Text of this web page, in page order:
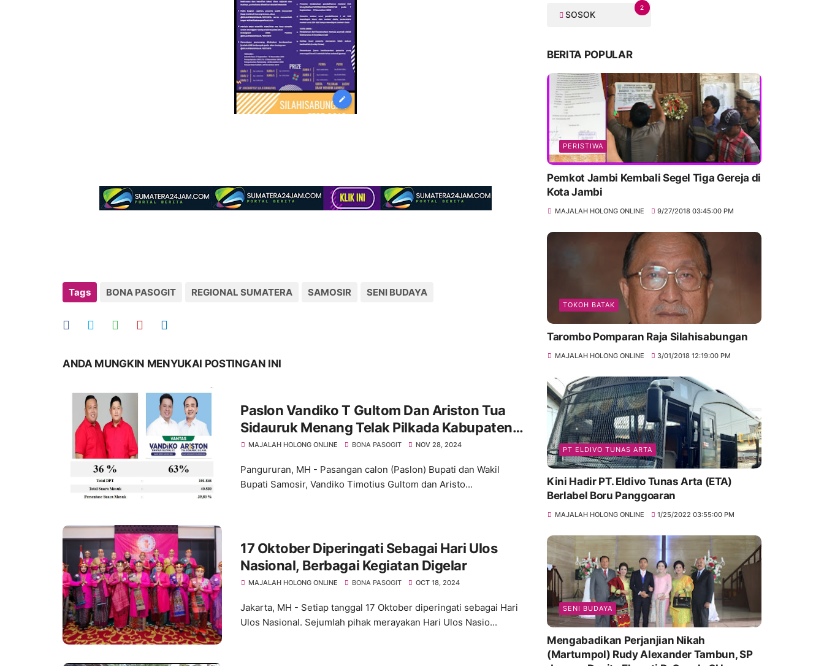
Tags BONA PASOGIT REGIONAL SUMATERA SAMOSIR SENI BUDAYA
ANDA MUNGKIN MENYUKAI POSTINGAN INI
Paslon Vandiko T Gultom Dan Ariston Tua
Sidauruk Menang Telak Pilkada Kabupaten
Samosir Provinsi Sumatera Utara
MAJALAH HOLONG ONLINE BONA PASOGIT NOV 28, 2024
Pangururan, MH - Pasangan calon (Paslon) Bupati dan Wakil
Bupati Samosir, Vandiko Timotius Gultom dan Aristo...
17 Oktober Diperingati Sebagai Hari Ulos
Nasional, Berbagai Kegiatan Digelar
MAJALAH HOLONG ONLINE BONA PASOGIT OCT 18, 2024
Jakarta, MH - Setiap tanggal 17 Oktober diperingati sebagai Hari
Ulos Nasional. Sejumlah pihak merayakan Hari Ulos Nasio...
SOSOK
2
BERITA POPULAR
PERISTIWA
Pemkot Jambi Kembali Segel Tiga Gereja di
Kota Jambi
MAJALAH HOLONG ONLINE 9/27/2018 03:45:00 PM
TOKOH BATAK
Tarombo Pomparan Raja Silahisabungan
MAJALAH HOLONG ONLINE 3/01/2018 12:19:00 PM
PT ELDIVO TUNAS ARTA
Kini Hadir PT. Eldivo Tunas Arta (ETA)
Berlabel Boru Panggoaran
MAJALAH HOLONG ONLINE 1/25/2022 03:55:00 PM
SENI BUDAYA
Mengabadikan Perjanjian Nikah
(Martumpol) Rudy Alexander Tambun, SP